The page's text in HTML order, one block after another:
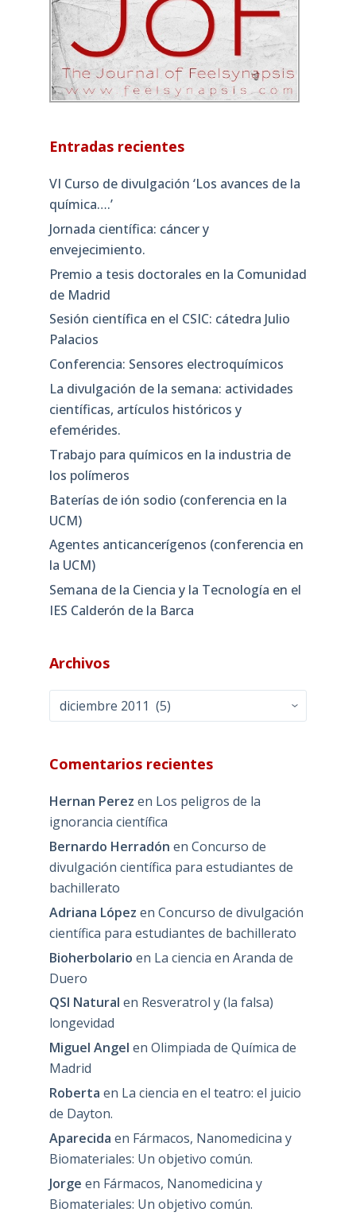
Entradas recientes
VI Curso de divulgación ‘Los avances de la
química….’
Jornada científica: cáncer y
envejecimiento.
Premio a tesis doctorales en la Comunidad
de Madrid
Sesión científica en el CSIC: cátedra Julio
Palacios
Conferencia: Sensores electroquímicos
La divulgación de la semana: actividades
científicas, artículos históricos y
efemérides.
Trabajo para químicos en la industria de
los polímeros
Baterías de ión sodio (conferencia en la
UCM)
Agentes anticancerígenos (conferencia en
la UCM)
Semana de la Ciencia y la Tecnología en el
IES Calderón de la Barca
Archivos
Archivos
Comentarios recientes
Hernan Perez en Los peligros de la
ignorancia científica
Bernardo Herradón en Concurso de
divulgación científica para estudiantes de
bachillerato
Adriana López en Concurso de divulgación
científica para estudiantes de bachillerato
Bioherbolario en La ciencia en Aranda de
Duero
QSI Natural en Resveratrol y (la falsa)
longevidad
Miguel Angel en Olimpiada de Química de
Madrid
Roberta en La ciencia en el teatro: el juicio
de Dayton.
Aparecida en Fármacos, Nanomedicina y
Biomateriales: Un objetivo común.
Jorge en Fármacos, Nanomedicina y
Biomateriales: Un objetivo común.